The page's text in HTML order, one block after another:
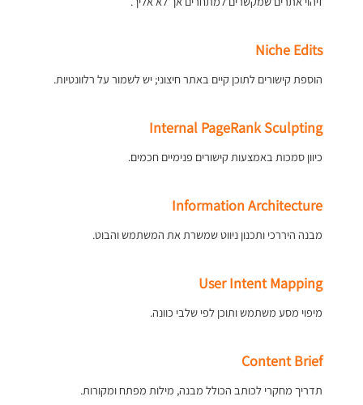
Niche Edits
הוספת קישורים לתוכן קיים באתר חיצוני; יש לשמור על רלוונטיות.
Internal PageRank Sculpting
כיוון סמכות באמצעות קישורים פנימיים חכמים.
Information Architecture
מבנה היררכי ותכנון ניווט שמשרת את המשתמש והבוט.
User Intent Mapping
מיפוי מסע משתמש ותוכן לפי שלבי כוונה.
Content Brief
תדריך מחקרי לכותב הכולל מבנה, מילות מפתח ומקורות.